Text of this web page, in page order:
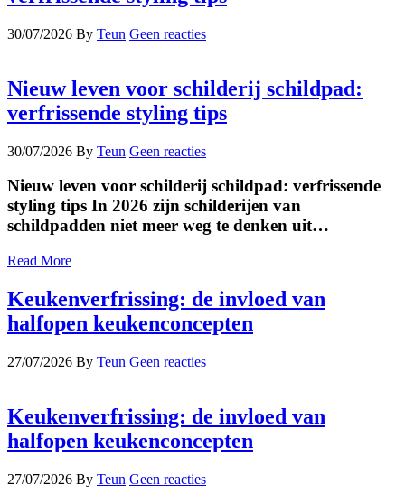
30/07/2026 By Teun Geen reacties
Nieuw leven voor schilderij schildpad:
verfrissende styling tips
30/07/2026 By Teun Geen reacties
Nieuw leven voor schilderij schildpad: verfrissende
styling tips In 2026 zijn schilderijen van
schildpadden niet meer weg te denken uit…
Read More
Keukenverfrissing: de invloed van
halfopen keukenconcepten
27/07/2026 By Teun Geen reacties
Keukenverfrissing: de invloed van
halfopen keukenconcepten
27/07/2026 By Teun Geen reacties